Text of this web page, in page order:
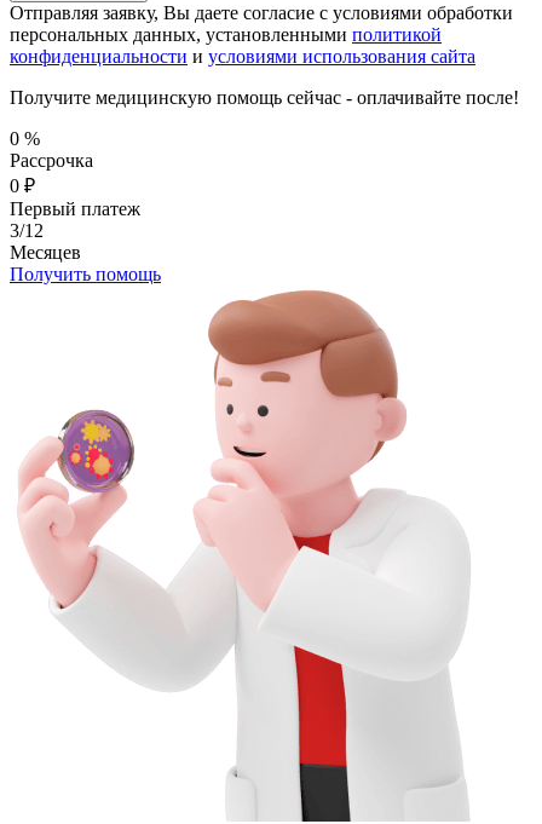
Отправляя заявку, Вы даете согласие с условиями обработки
персональных данных, установленными политикой
конфиденциальности и условиями использования сайта
Получите медицинскую помощь сейчас - оплачивайте после!
0 %
Рассрочка
0 ₽
Первый платеж
3/12
Месяцев
Получить помощь